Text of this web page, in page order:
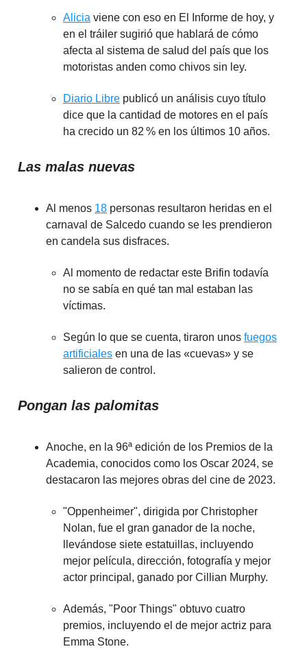
Alicia viene con eso en El Informe de hoy, y
en el tráiler sugirió que hablará de cómo
afecta al sistema de salud del país que los
motoristas anden como chivos sin ley.
Diario Libre publicó un análisis cuyo título
dice que la cantidad de motores en el país
ha crecido un 82 % en los últimos 10 años.
Las malas nuevas
Al menos 18 personas resultaron heridas en el
carnaval de Salcedo cuando se les prendieron
en candela sus disfraces.
Al momento de redactar este Brifin todavía
no se sabía en qué tan mal estaban las
víctimas.
Según lo que se cuenta, tiraron unos fuegos
artificiales en una de las «cuevas» y se
salieron de control.
Pongan las palomitas
Anoche, en la 96ª edición de los Premios de la
Academia, conocidos como los Oscar 2024, se
destacaron las mejores obras del cine de 2023.
"Oppenheimer", dirigida por Christopher
Nolan, fue el gran ganador de la noche,
llevándose siete estatuillas, incluyendo
mejor película, dirección, fotografía y mejor
actor principal, ganado por Cillian Murphy.
Además, "Poor Things" obtuvo cuatro
premios, incluyendo el de mejor actriz para
Emma Stone.